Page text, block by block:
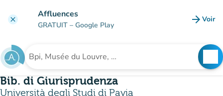
clear Affluences
GRATUIT – Google Play arrow_forward Voir
Rechercher un établissement
Bib. di Giurisprudenza
Università degli Studi di Pavia